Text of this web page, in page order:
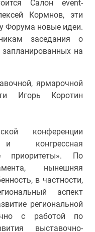
Салон event-
Кормнов, эти
Форума новые идеи.
заседания о
на
ярмарочной
Игорь Коротин
конференции
и конгрессная
приоритеты». По
нынешняя
в частности,
аспект
региональной
с работой по
выставочно-